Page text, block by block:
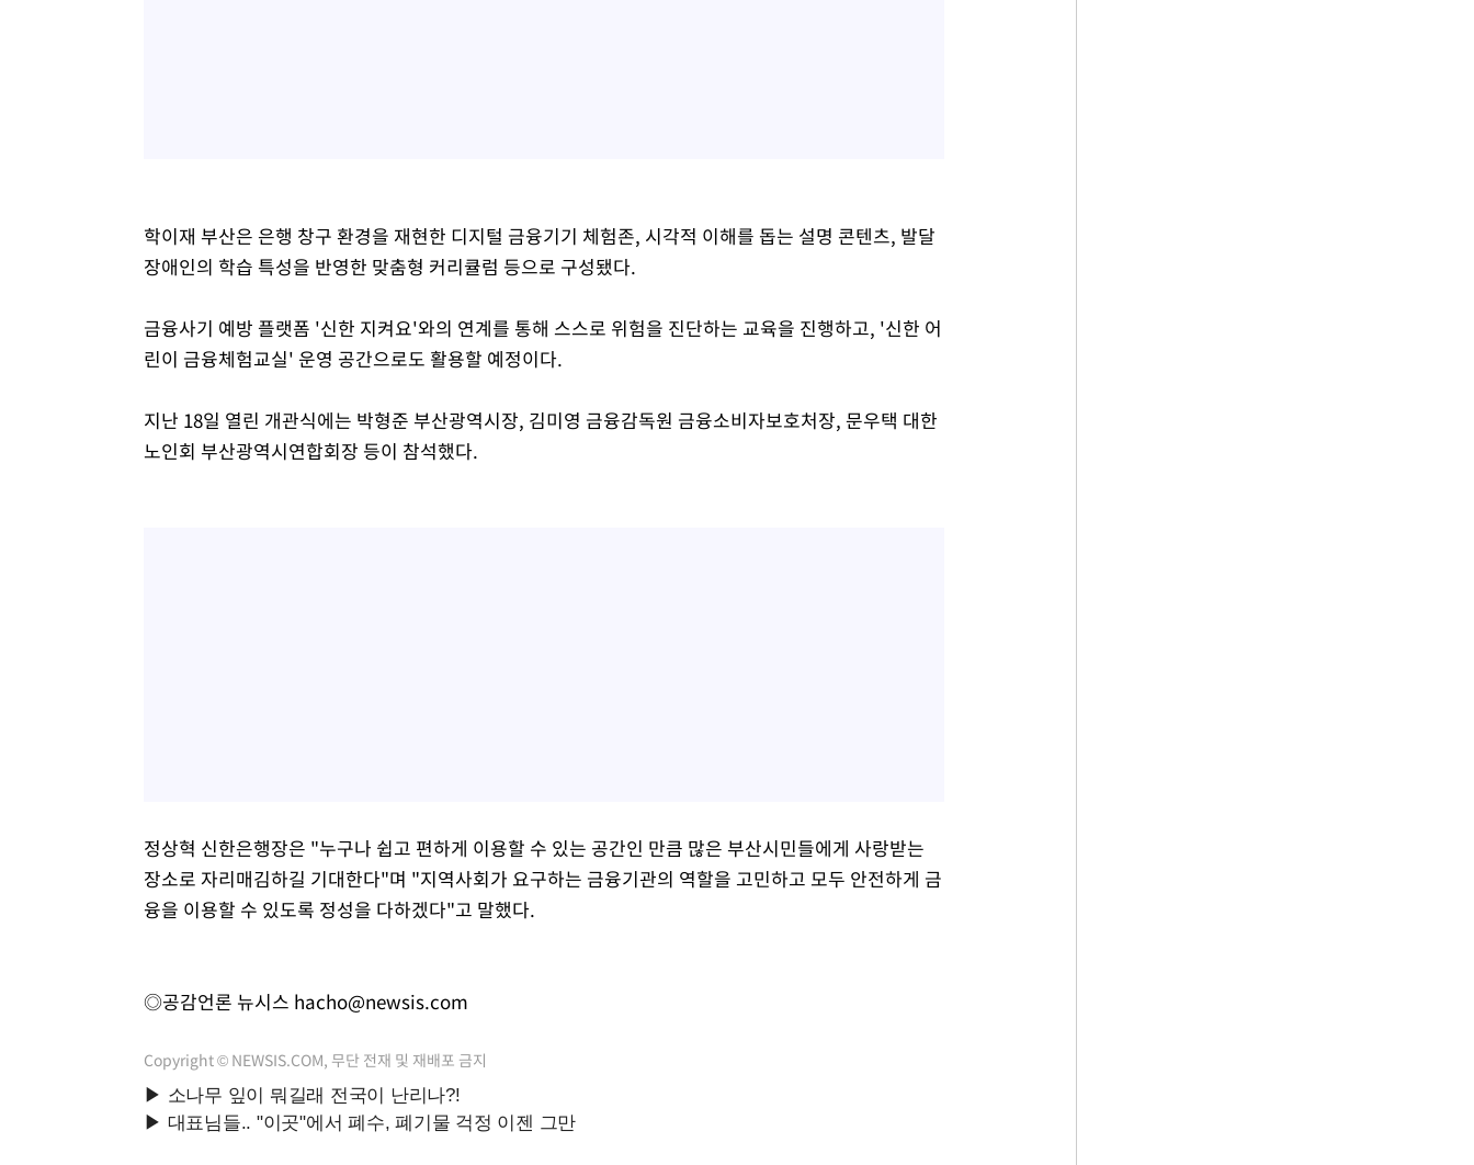
학이재 부산은 은행 창구 환경을 재현한 디지털 금융기기 체험존, 시각적 이해를 돕는 설명 콘텐츠, 발달
장애인의 학습 특성을 반영한 맞춤형 커리큘럼 등으로 구성됐다.
금융사기 예방 플랫폼 '신한 지켜요'와의 연계를 통해 스스로 위험을 진단하는 교육을 진행하고, '신한 어
린이 금융체험교실' 운영 공간으로도 활용할 예정이다.
지난 18일 열린 개관식에는 박형준 부산광역시장, 김미영 금융감독원 금융소비자보호처장, 문우택 대한
노인회 부산광역시연합회장 등이 참석했다.
정상혁 신한은행장은 "누구나 쉽고 편하게 이용할 수 있는 공간인 만큼 많은 부산시민들에게 사랑받는
장소로 자리매김하길 기대한다"며 "지역사회가 요구하는 금융기관의 역할을 고민하고 모두 안전하게 금
융을 이용할 수 있도록 정성을 다하겠다"고 말했다.
◎공감언론 뉴시스 hacho@newsis.com
Copyright © NEWSIS.COM, 무단 전재 및 재배포 금지